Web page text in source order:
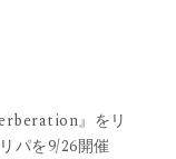
』をリ
パを9/26開催